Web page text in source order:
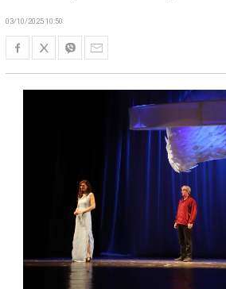
03/10/2025 10:50